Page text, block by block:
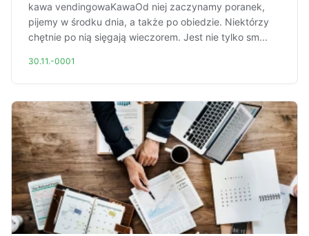
kawa vendingowaKawaOd niej zaczynamy poranek,
pijemy w środku dnia, a także po obiedzie. Niektórzy
chętnie po nią sięgają wieczorem. Jest nie tylko sm...
30.11.-0001